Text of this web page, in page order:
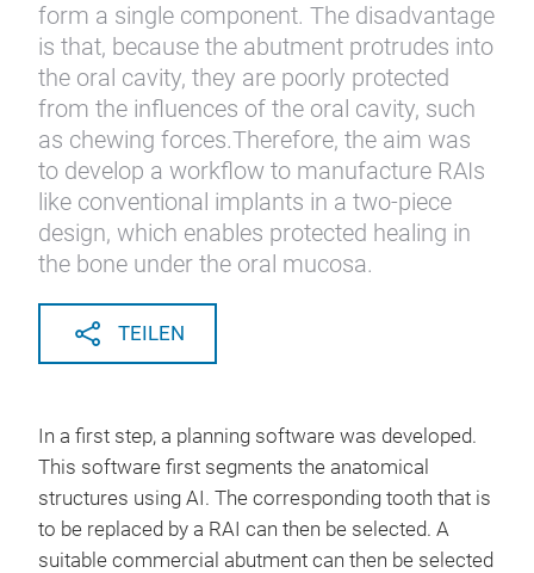
form a single component. The disadvantage
is that, because the abutment protrudes into
the oral cavity, they are poorly protected
from the influences of the oral cavity, such
as chewing forces.Therefore, the aim was
to develop a workflow to manufacture RAIs
like conventional implants in a two-piece
design, which enables protected healing in
the bone under the oral mucosa.
TEILEN
In a first step, a planning software was developed.
This software first segments the anatomical
structures using AI. The corresponding tooth that is
to be replaced by a RAI can then be selected. A
suitable commercial abutment can then be selected